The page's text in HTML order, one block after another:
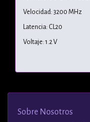
Velocidad: 3200 MHz
Latencia: CL20
Voltaje: 1.2 V
Sobre Nosotros